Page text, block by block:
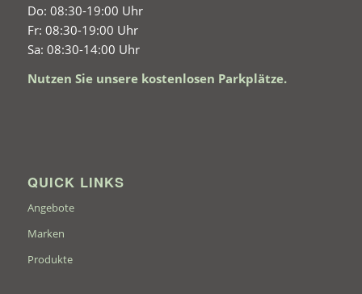
Do: 08:30-19:00 Uhr
Fr: 08:30-19:00 Uhr
Sa: 08:30-14:00 Uhr
Nutzen Sie unsere kostenlosen Parkplätze.
QUICK LINKS
Angebote
Marken
Produkte